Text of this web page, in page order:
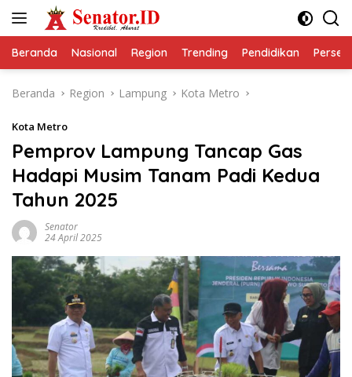
Beranda Nasional Region Trending Pendidikan
Beranda Region Lampung Kota Metro
Kota Metro
Pemprov Lampung Tancap Gas
Hadapi Musim Tanam Padi Kedua
Tahun 2025
Senator
24 April 2025